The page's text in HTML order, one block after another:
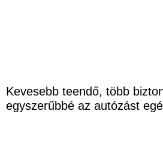
Kevesebb teendő, több
egyszerűbbé az autózást